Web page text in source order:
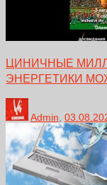
ЦИНИЧНЫЕ
ЭНЕРГЕТИКИ
Admin